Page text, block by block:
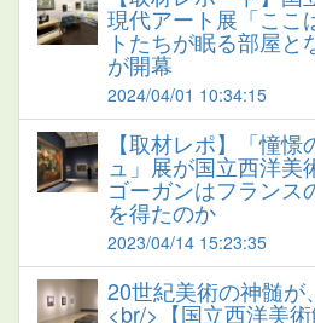
現代アート展「ここ
トたちが眠る部屋と
が開幕
2024/04/01 10:34:15
【取材レポ】「憧
ュ」展が国立西洋美
ゴーガンはフランス
を得たのか
2023/04/14 15:23:35
20世紀美術の神髄が
<br/>【国立西洋美